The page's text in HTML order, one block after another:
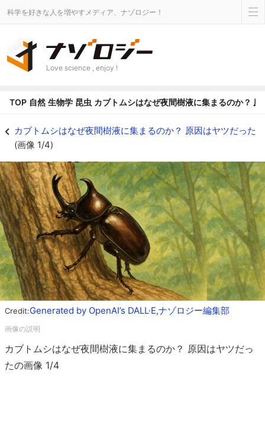
科学を好きな人を増やすメディア、ナゾロジー！
Love science , enjoy !
TOP 自然 生物学 昆虫 カブトムシはなぜ夜間樹液に集まるのか？ 原
カブトムシはなぜ夜間樹液に集まるのか？ 原因はヤツだった
(画像 1/4)
Credit:Generated by OpenAI’s DALL·E,ナゾロジー編集部
カブトムシはなぜ夜間樹液に集まるのか？ 原因はヤツだっ
たの画像 1/4